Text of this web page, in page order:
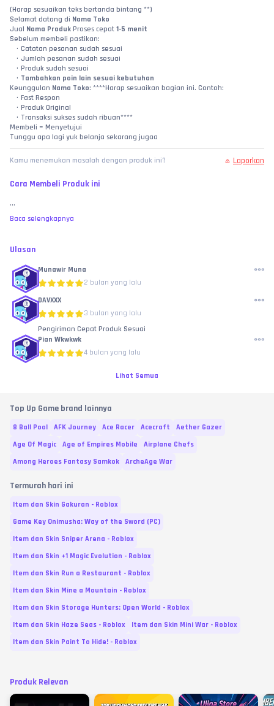
(Harap sesuaikan teks bertanda bintang **)
Selamat datang di Nama Toko
Jual Nama Produk Proses cepat 1-5 menit
Sebelum membeli pastikan:
Catatan pesanan sudah sesuai
Jumlah pesanan sudah sesuai
Produk sudah sesuai
Tambahkan poin lain sesuai kebutuhan
Keunggulan Nama Toko: ****Harap sesuaikan bagian ini. Contoh:
Fast Respon
Produk Original
Transaksi sukses sudah ribuan****
Membeli = Menyetujui
Tunggu apa lagi yuk belanja sekarang jugaa
Kamu menemukan masalah dengan produk ini? Laporkan
Cara Membeli Produk ini
...
Baca selengkapnya
Ulasan
Munawir Muna
2 bulan yang lalu
DAVXXX
3 bulan yang lalu
Pengiriman Cepat Produk Sesuai
Pian Wkwkwk
4 bulan yang lalu
Lihat Semua
Top Up Game brand lainnya
8 Ball Pool AFK Journey Ace Racer Acecraft
Aether Gazer
Age Of Magic
Age of Empires Mobile
Airplane Chefs
Among Heroes Fantasy Samkok
ArcheAge War
Termurah hari ini
Item dan Skin Gakuran - Roblox
Game Key Onimusha: Way of the Sword (PC)
Item dan Skin Sniper Arena - Roblox
Item dan Skin +1 Magic Evolution - Roblox
Item dan Skin Run a Restaurant - Roblox
Item dan Skin Mine a Mountain - Roblox
Item dan Skin Storage Hunters: Open World - Roblox
Item dan Skin Haze Seas - Roblox
Item dan Skin Mini War - Roblox
Item dan Skin Paint To Hide! - Roblox
Produk Relevan